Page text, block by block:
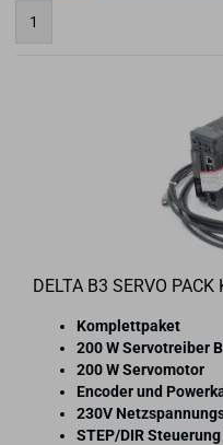
1
DELTA B3 SERVO
Kom­plett­pa­ket
200 W Ser­vo­trei­ber
200 W Ser­vo­mo­tor
En­co­der und
230V
STEP/DIR